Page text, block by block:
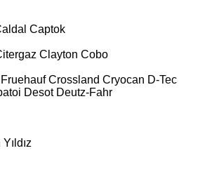
Captok
Clayton Cobo
Crossland Cryocan D-Tec
Desot Deutz-Fahr